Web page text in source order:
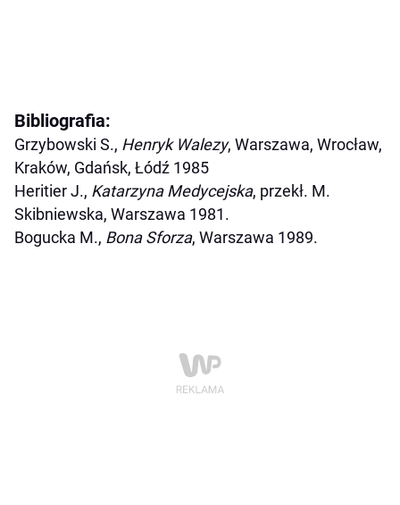
Bibliografia:
Grzybowski S., Henryk Walezy, Warszawa, Wrocław,
Kraków, Gdańsk, Łódź 1985
Heritier J., Katarzyna Medycejska, przekł. M.
Skibniewska, Warszawa 1981.
Bogucka M., Bona Sforza, Warszawa 1989.